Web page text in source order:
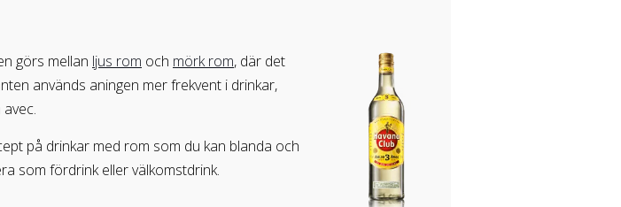
görs mellan ljus rom och mörk rom, där det
används aningen mer frekvent i drinkar,
på drinkar med rom som du kan blanda och
som fördrink eller välkomstdrink.